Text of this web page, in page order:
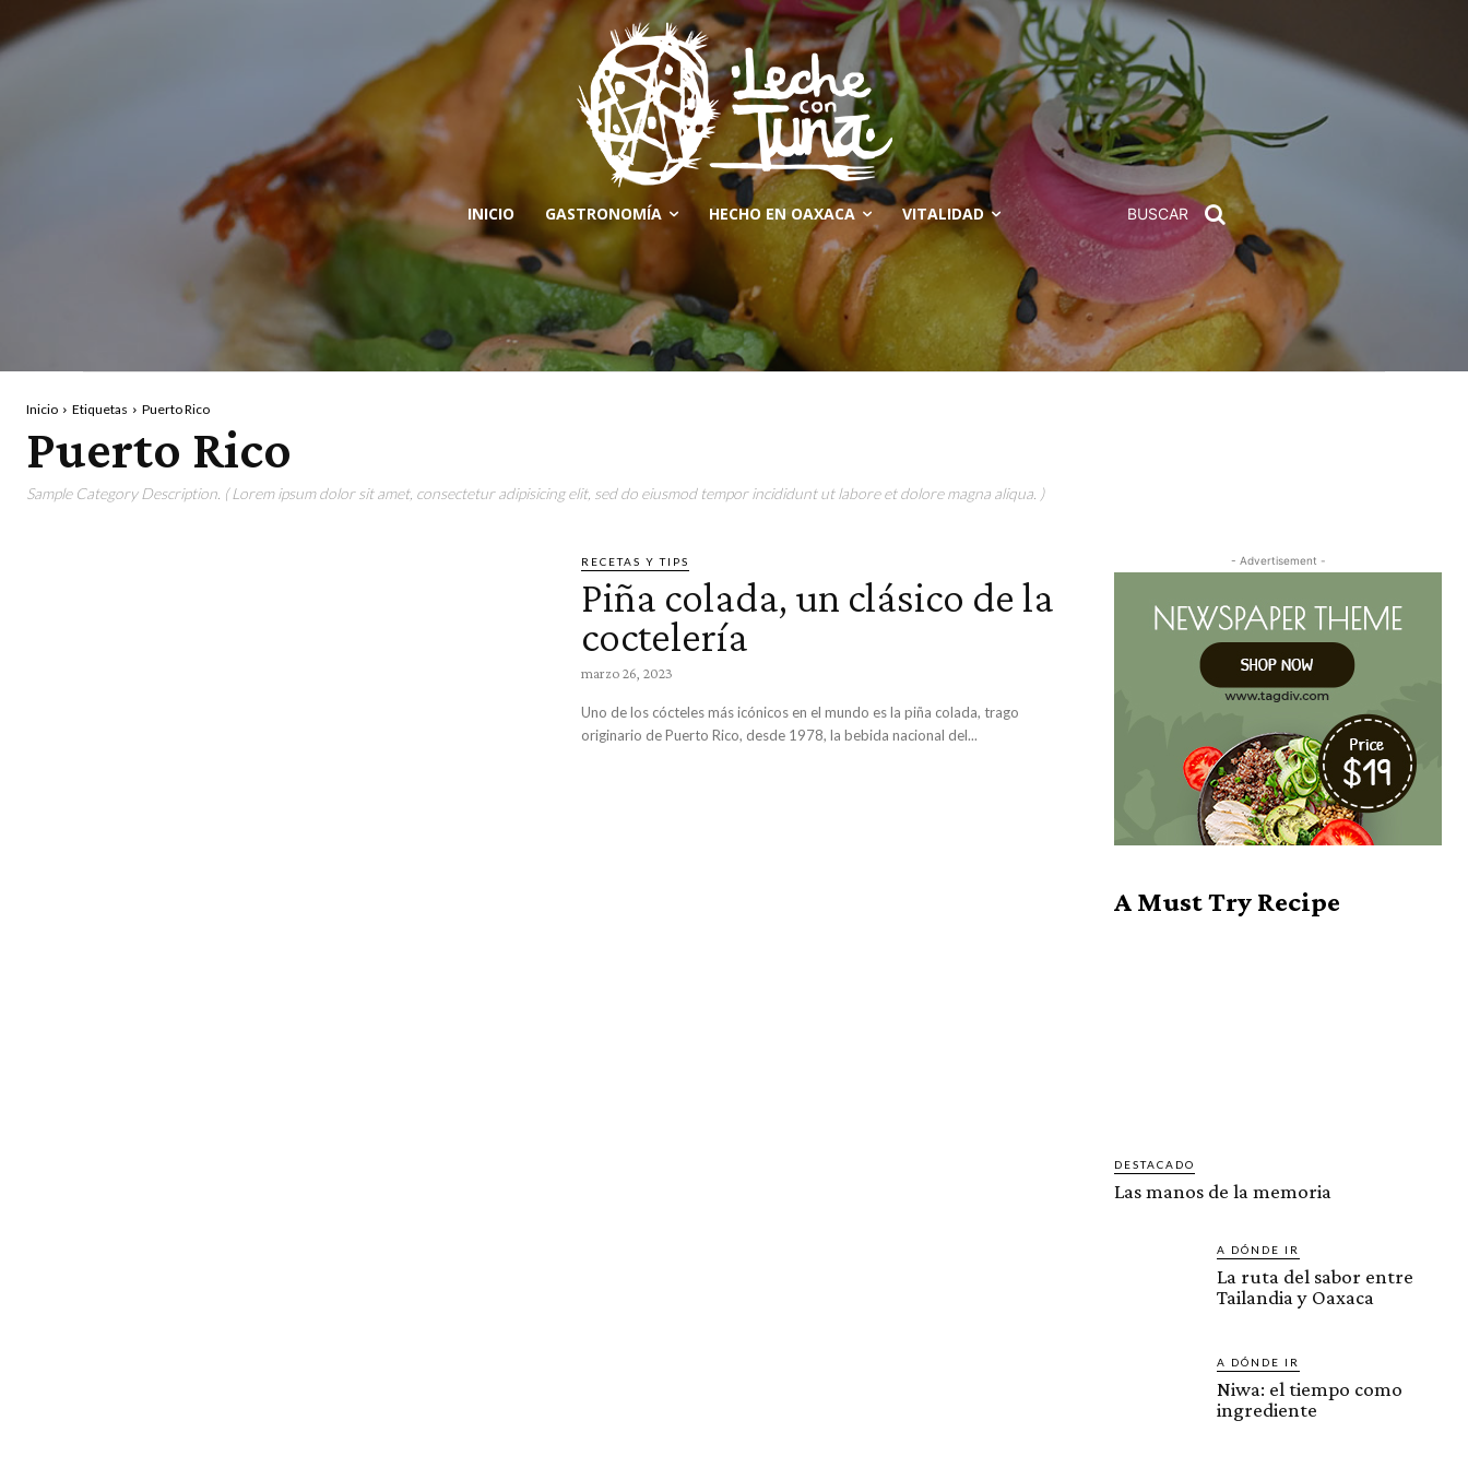
INICIO GASTRONOMÍA HECHO EN OAXACA VITALIDAD BUSCAR
Inicio Etiquetas Puerto Rico
Puerto Rico
Sample Category Description. ( Lorem ipsum dolor sit amet, consectetur adipisicing elit, sed do eiusmod tempor incididunt ut labore et dolore magna aliqua. )
RECETAS Y TIPS
Piña colada, un clásico de la
coctelería
marzo 26, 2023
Uno de los cócteles más icónicos en el mundo es la piña colada, trago
originario de Puerto Rico, desde 1978, la bebida nacional del...
- Advertisement -
A Must Try Recipe
DESTACADO
Las manos de la memoria
A DÓNDE IR
La ruta del sabor entre
Tailandia y Oaxaca
A DÓNDE IR
Niwa: el tiempo como
ingrediente